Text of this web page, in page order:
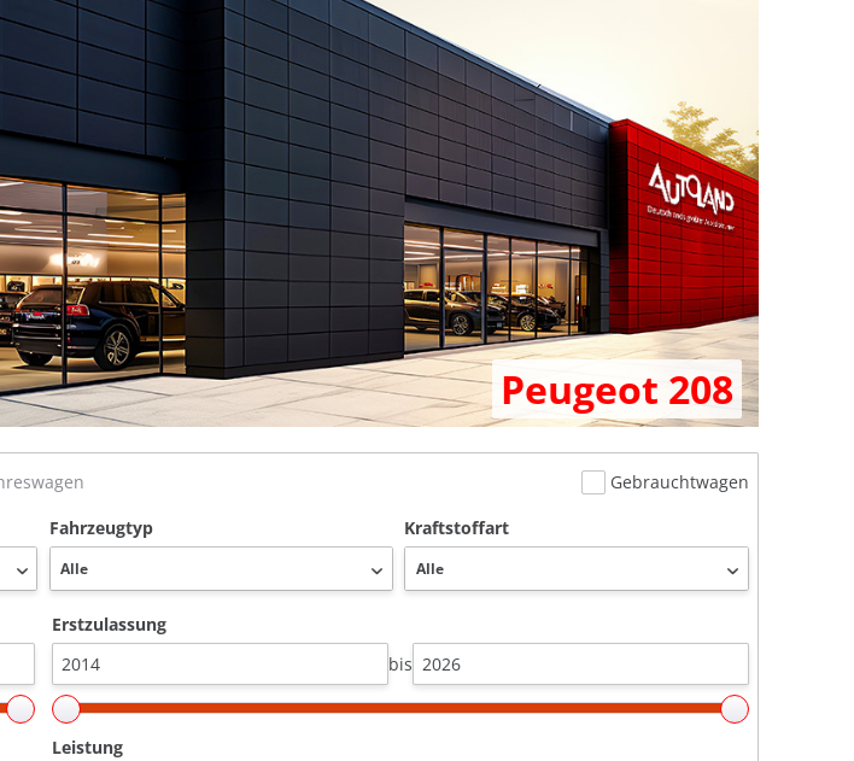
Peugeot 208
Gebrauchtwagen
Fahrzeugtyp Kraftstoffart
Erstzulassung
bis
Leistung